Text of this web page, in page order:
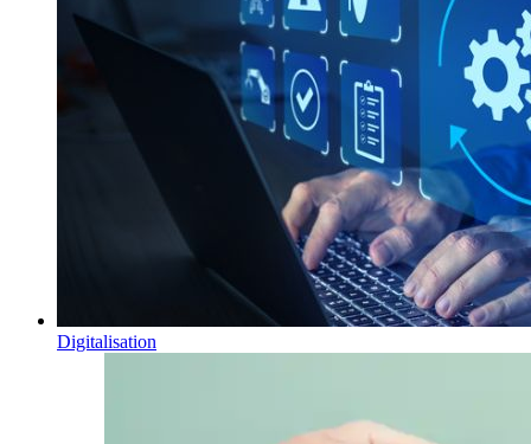
Digitalisation